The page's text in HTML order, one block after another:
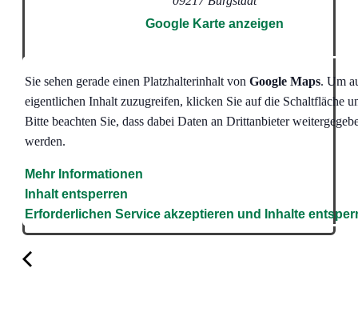
Google Karte anzeigen
Sie sehen gerade einen Platzhalterinhalt von Google Maps. Um
eigentlichen Inhalt zuzugreifen, klicken Sie auf die Schaltfläche
Bitte beachten Sie, dass dabei Daten an Drittanbieter
werden.
Mehr Informationen
Inhalt entsperren
Erforderlichen Service akzeptieren und Inhalte